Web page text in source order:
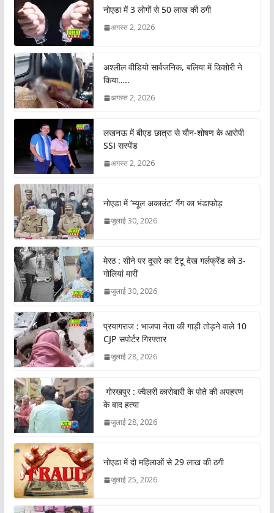
नोएडा में 3 लोगों से 50 लाख की ठगी
अगस्त 2, 2026
अश्लील वीडियो सार्वजनिक, बलिया में किशोरी ने
किया…..
अगस्त 2, 2026
लखनऊ में बीएड छात्रा से यौन-शोषण के आरोपी
SSI सस्पेंड
अगस्त 2, 2026
नोएडा में ‘म्यूल अकाउंट’ गैंग का भंडाफोड़
जुलाई 30, 2026
मेरठ : सीने पर दूसरे का टैटू देख गर्लफ्रेंड को 3-
गोलियां मारीं
जुलाई 30, 2026
प्रयागराज : भाजपा नेता की गाड़ी तोड़ने वाले 10
CJP सपोर्टर गिरफ्तार
जुलाई 28, 2026
गोरखपुर : ज्वैलरी कारोबारी के पोते की अपहरण
के बाद हत्या
जुलाई 28, 2026
नोएडा में दो महिलाओं से 29 लाख की ठगी
जुलाई 25, 2026